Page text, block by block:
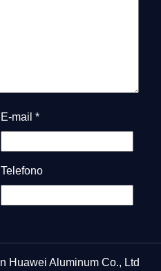
E-mail *
Telefono
Huawei Aluminum Co., Ltd